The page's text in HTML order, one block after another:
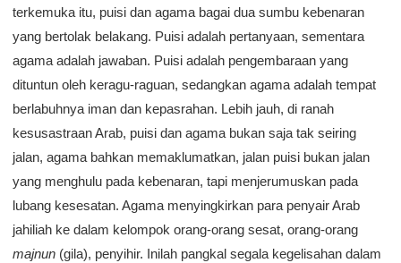
terkemuka itu, puisi dan agama bagai dua sumbu kebenaran
yang bertolak belakang. Puisi adalah pertanyaan, sementara
agama adalah jawaban. Puisi adalah pengembaraan yang
dituntun oleh keragu-raguan, sedangkan agama adalah tempat
berlabuhnya iman dan kepasrahan. Lebih jauh, di ranah
kesusastraan Arab, puisi dan agama bukan saja tak seiring
jalan, agama bahkan memaklumatkan, jalan puisi bukan jalan
yang menghulu pada kebenaran, tapi menjerumuskan pada
lubang kesesatan. Agama menyingkirkan para penyair Arab
jahiliah ke dalam kelompok orang-orang sesat, orang-orang
majnun (gila), penyihir. Inilah pangkal segala kegelisahan dalam